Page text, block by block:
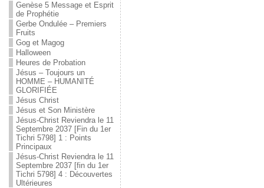
Genèse 5 Message et Esprit
de Prophétie
Gerbe Ondulée – Premiers
Fruits
Gog et Magog
Halloween
Heures de Probation
Jésus – Toujours un
HOMME – HUMANITÉ
GLORIFIÉE
Jésus Christ
Jésus et Son Ministère
Jésus-Christ Reviendra le 11
Septembre 2037 [Fin du 1er
Tichri 5798] 1 : Points
Principaux
Jésus-Christ Reviendra le 11
Septembre 2037 [fin du 1er
Tichri 5798] 4 : Découvertes
Ultérieures